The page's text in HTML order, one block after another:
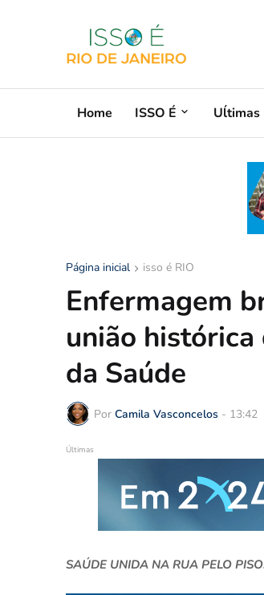
Home ISSO É Uĺtimas
Página inicial isso é RIO
Enfermagem
união
da Saúde
Por Camila Vasconcelos - 13:42
Últimas
SAÚDE UNIDA NA RUA PELO